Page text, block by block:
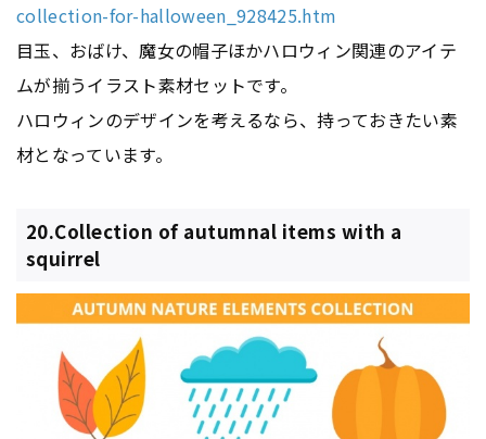
collection-for-halloween_928425.htm
目玉、おばけ、魔女の帽子ほかハロウィン関連のアイテ
ムが揃うイラスト素材セットです。
ハロウィンのデザインを考えるなら、持っておきたい素
材となっています。
20.Collection of autumnal items with a
squirrel